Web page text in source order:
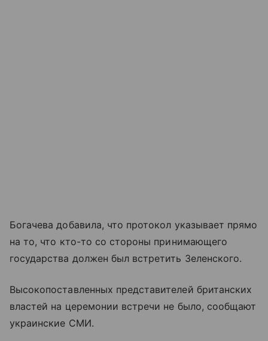
Богачева добавила, что протокол указывает прямо
на то, что кто-то со стороны принимающего
государства должен был встретить Зеленского.
Высокопоставленных представителей британских
властей на церемонии встречи не было, сообщают
украинские СМИ.